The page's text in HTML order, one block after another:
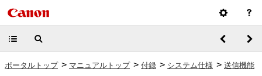
ポータルトップ > マニュアルトップ > 付録 > システム仕様 > 送信機能